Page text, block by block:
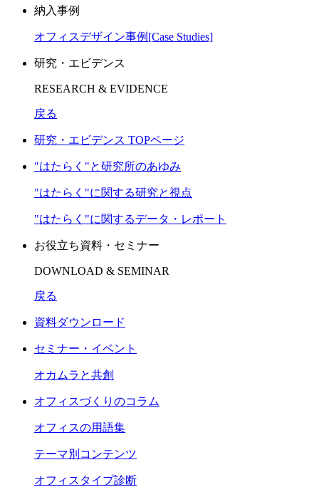
納入事例
オフィスデザイン事例[Case Studies]
研究・エビデンス
RESEARCH & EVIDENCE
戻る
研究・エビデンス TOPページ
"はたらく"と研究所のあゆみ
"はたらく"に関する研究と視点
"はたらく"に関するデータ・レポート
お役立ち資料・セミナー
DOWNLOAD & SEMINAR
戻る
資料ダウンロード
セミナー・イベント
オカムラと共創
オフィスづくりのコラム
オフィスの用語集
テーマ別コンテンツ
オフィスタイプ診断